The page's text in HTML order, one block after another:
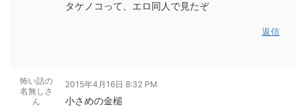
タケノコって、エロ同人で見たぞ
返信
怖い話の
名無しさ
ん
2015年4月16日 8:32 PM
小さめの金槌